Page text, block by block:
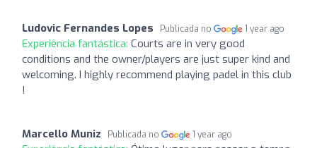
Ludovic Fernandes Lopes Publicada no 1 year ago
Experiência fantástica: Courts are in very good
conditions and the owner/players are just super kind and
welcoming. I highly recommend playing padel in this club
!
Marcello Muniz Publicada no 1 year ago